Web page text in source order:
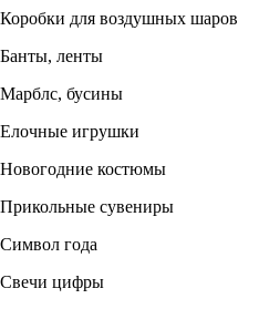
Коробки для воздушных шаров
Банты, ленты
Марблс, бусины
Елочные игрушки
Новогодние костюмы
Прикольные сувениры
Символ года
Свечи цифры